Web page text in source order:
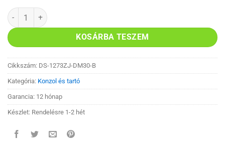
Hikvision DS-1273ZJ-DM30-B fali konzol mennyiség
KOSÁRBA TESZEM
Cikkszám: DS-1273ZJ-DM30-B
Kategória: Konzol és tartó
Garancia: 12 hónap
Készlet: Rendelésre 1-2 hét